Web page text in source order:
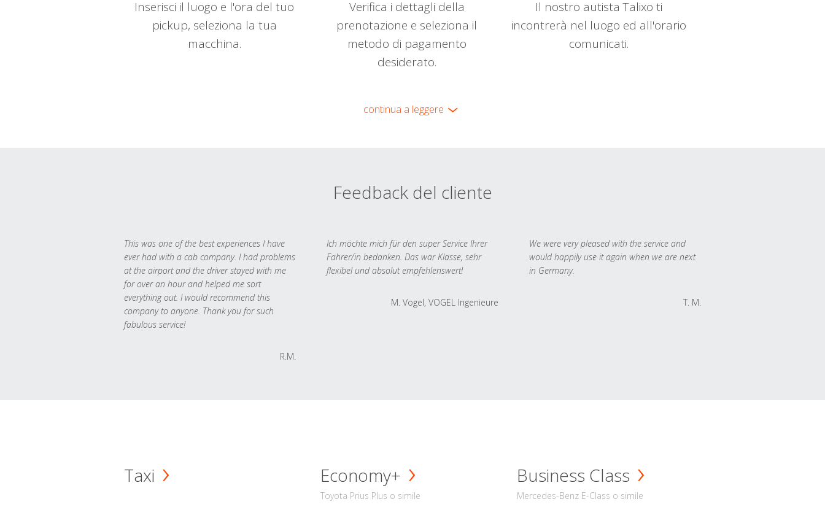
Inserisci il luogo e l'ora del tuo
pickup, seleziona la tua
macchina.
Verifica i dettagli della
prenotazione e seleziona il
metodo di pagamento
desiderato.
Il nostro autista Talixo ti
incontrerà nel luogo ed all'orario
comunicati.
continua a leggere
Feedback del cliente
This was one of the best experiences I have
ever had with a cab company. I had problems
at the airport and the driver stayed with me
for over an hour and helped me sort
everything out. I would recommend this
company to anyone. Thank you for such
fabulous service!
R.M.
Ich möchte mich für den super Service Ihrer
Fahrer/in bedanken. Das war Klasse, sehr
flexibel und absolut empfehlenswert!
M. Vogel, VOGEL Ingenieure
We were very pleased with the service and
would happily use it again when we are next
in Germany.
T. M.
Taxi Economy+
Toyota Prius Plus o simile
Business Class
Mercedes-Benz E-Class o simile